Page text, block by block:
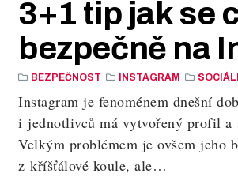
3+1 tip jak se
bezpečně na
BEZPEČNOST INSTAGRAM
Instagram je fenoménem dnešní
i jednotlivců má vytvořený profil a
Velkým problémem je ovšem jeho
z kříšťálové koule, ale…